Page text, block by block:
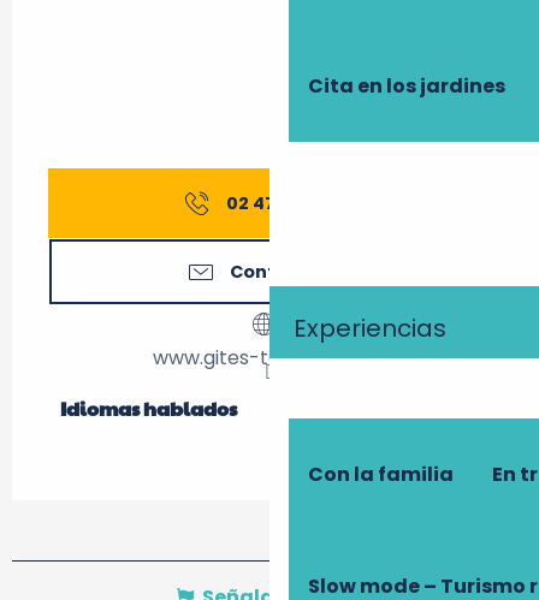
Cita en los jardines
Experiencias
Con la familia En
Slow mode – Turismo
02 47 27 56
Contáctenos
www.gites-touraine.com
Idiomas hablados
Idiomas hablados